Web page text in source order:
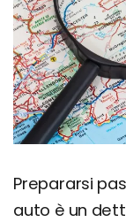
Prepararsi
auto è un